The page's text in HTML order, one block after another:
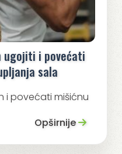
ugojiti i povećati
sala
i povećati mišićnu
Opširnije